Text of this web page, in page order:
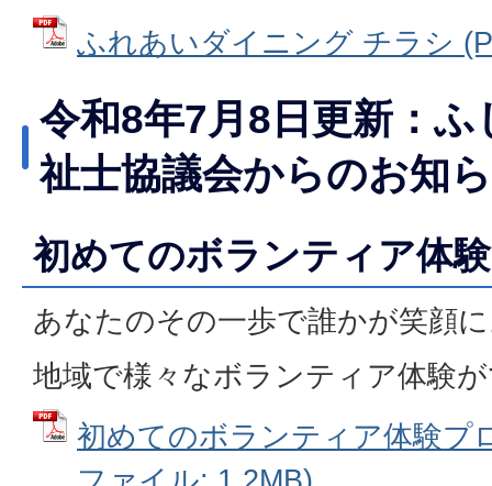
ふれあいダイニング チラシ
令和8年7月8日更新：ふ
祉士協議会からのお知
初めてのボランティア体
あなたのその一歩で誰かが笑顔
地域で様々なボランティア体験
初めてのボランティア体験プ